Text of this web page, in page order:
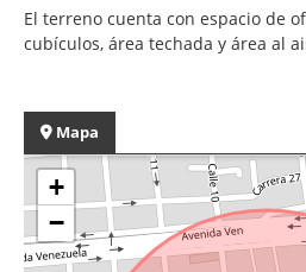
El terreno cuenta con espacio de
cubículos, área techada y área al
Mapa
+
−